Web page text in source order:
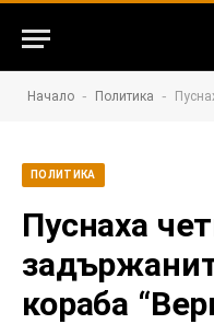
Начало - Политика -
ПОЛИТИКА
Пуснаха
кораба